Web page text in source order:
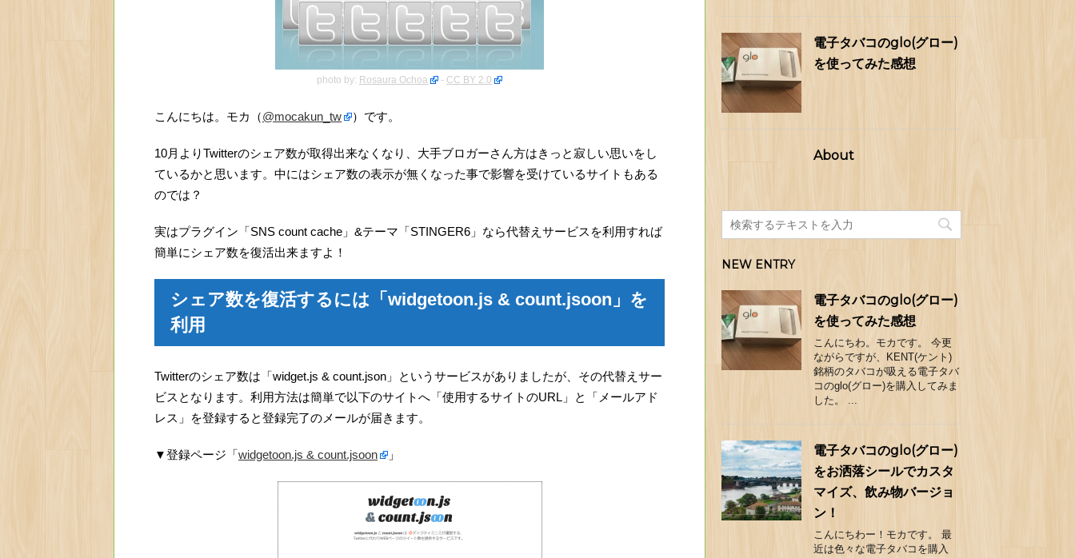
photo by: Rosaura Ochoa - CC BY 2.0
こんにちは。モカ（@mocakun_tw ）です。
10月よりTwitterのシェア数が取得出来なくなり、大手ブロガーさん方はきっと寂しい思いをし
ているかと思います。中にはシェア数の表示が無くなった事で影響を受けているサイトもある
のでは？
実はプラグイン「SNS count cache」&テーマ「STINGER6」なら代替えサービスを利用すれば
簡単にシェア数を復活出来ますよ！
シェア数を復活するには「widgetoon.js & count.jsoon」を
利用
Twitterのシェア数は「widget.js & count.json」というサービスがありましたが、その代替えサー
ビスとなります。利用方法は簡単で以下のサイトへ「使用するサイトのURL」と「メールアド
レス」を登録すると登録完了のメールが届きます。
▼登録ページ「widgetoon.js & count.jsoon 」
電子タバコのglo(グロー)
を使ってみた感想
About
NEW ENTRY
電子タバコのglo(グロー)
を使ってみた感想
こんにちわ。モカです。 今更
ながらですが、KENT(ケント)
銘柄のタバコが吸える電子タバ
コのglo(グロー)を購入してみま
した。 ...
電子タバコのglo(グロー)
をお洒落シールでカスタ
マイズ、飲み物バージョ
ン！
こんにちわー！モカです。 最
近は色々な電子タバコを購入